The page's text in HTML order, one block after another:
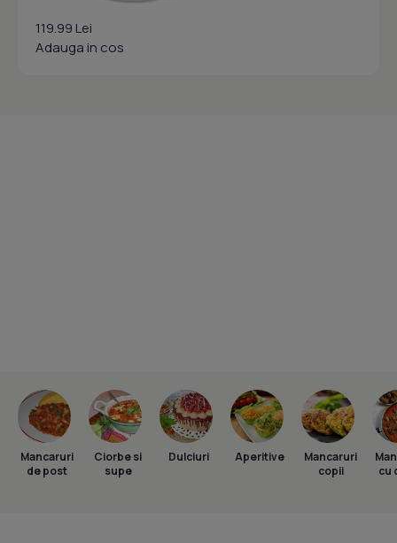
119.99 Lei
Adauga in cos
Mancaruri
de post
Ciorbe si
supe
Dulciuri Aperitive
Mancaruri
copii
cu